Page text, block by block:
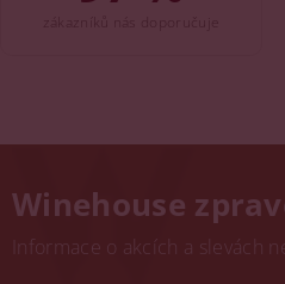
Winehouse
Informace o akcích a slevách